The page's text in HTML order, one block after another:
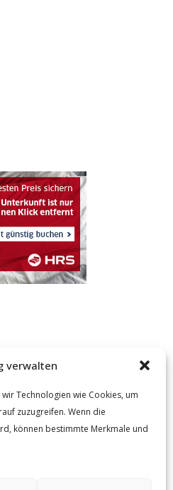
verwalten
Technologien wie Cookies, um
zuzugreifen. Wenn die
können bestimmte Merkmale und